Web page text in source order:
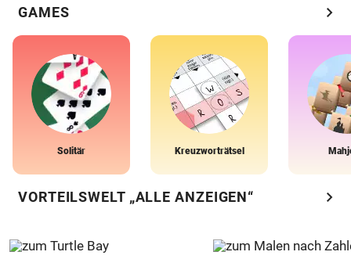
GAMES chevron_right
Solitär Kreuzworträtsel
VORTEILSWELT „ALLE ANZEIGEN“ chevron_right